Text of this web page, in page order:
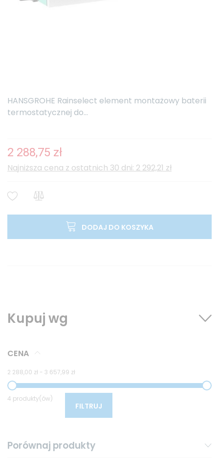
HANSGROHE Rainselect element montażowy baterii
termostatycznej do...
2 288,75 zł
Najniższa cena z ostatnich 30 dni: 2 292,21 zł
DODAJ DO KOSZYKA
Kupuj wg
CENA
2 288,00 zł - 3 657,99 zł
4 produkty(ów)
FILTRUJ
Porównaj produkty